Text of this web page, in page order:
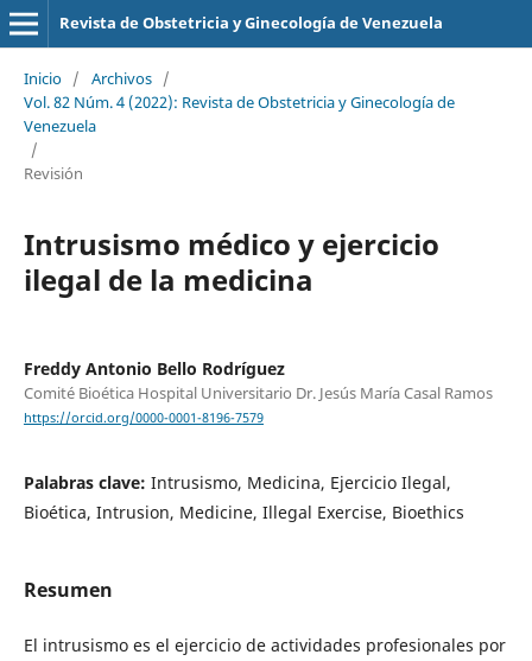
Revista de Obstetricia y Ginecología de Venezuela
Inicio / Archivos /
Vol. 82 Núm. 4 (2022): Revista de Obstetricia y Ginecología de
Venezuela
/
Revisión
Intrusismo médico y ejercicio
ilegal de la medicina
Freddy Antonio Bello Rodríguez
Comité Bioética Hospital Universitario Dr. Jesús María Casal Ramos
https://orcid.org/0000-0001-8196-7579
Palabras clave: Intrusismo, Medicina, Ejercicio Ilegal,
Bioética, Intrusion, Medicine, Illegal Exercise, Bioethics
Resumen
El intrusismo es el ejercicio de actividades profesionales por